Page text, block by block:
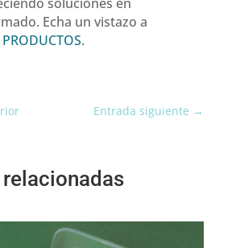
Echa un vistazo a
PRODUCTOS.
Entrada siguiente →